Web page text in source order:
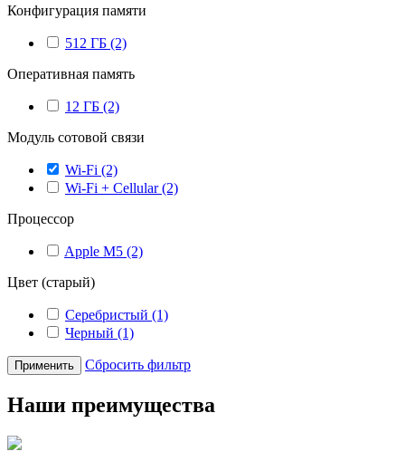
Конфигурация памяти
512 ГБ (2)
Оперативная память
12 ГБ (2)
Модуль сотовой связи
Wi-Fi (2)
Wi-Fi + Cellular (2)
Процессор
Apple M5 (2)
Цвет (старый)
Серебристый (1)
Черный (1)
Применить Сбросить фильтр
Наши преимущества